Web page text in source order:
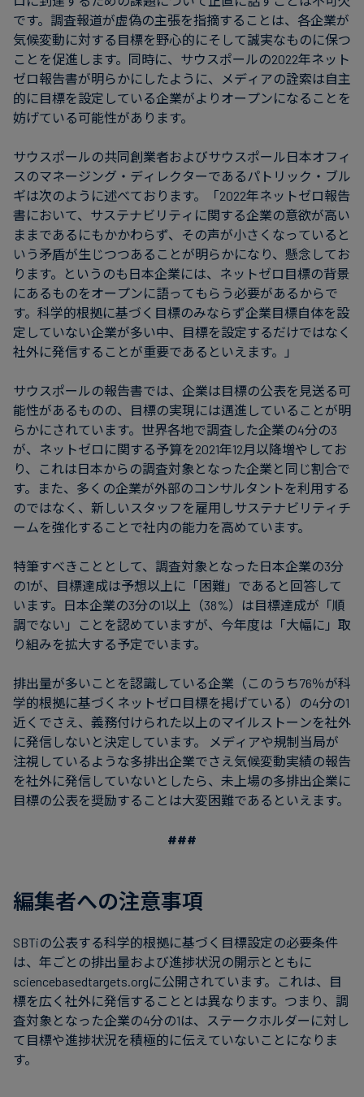
です。調査報道が虚偽の主張を指摘することは、各企業が
気候変動に対する目標を野心的にそして誠実なものに保つ
ことを促進します。同時に、サウスポールの2022年ネット
ゼロ報告書が明らかにしたように、メディアの詮索は自主
的に目標を設定している企業がよりオープンになることを
妨げている可能性があります。
サウスポールの共同創業者およびサウスポール日本オフィ
スのマネージング・ディレクターであるパトリック・ブル
ギは次のように述べております。「2022年ネットゼロ報告
書において、サステナビリティに関する企業の意欲が高い
ままであるにもかかわらず、その声が小さくなっていると
いう矛盾が生じつつあることが明らかになり、懸念してお
ります。というのも日本企業には、ネットゼロ目標の背景
にあるものをオープンに語ってもらう必要があるからで
す。科学的根拠に基づく目標のみならず企業目標自体を設
定していない企業が多い中、目標を設定するだけではなく
社外に発信することが重要であるといえます。」
サウスポールの報告書では、企業は目標の公表を見送る可
能性があるものの、目標の実現には邁進していることが明
らかにされています。世界各地で調査した企業の4分の3
が、ネットゼロに関する予算を2021年12月以降増やしてお
り、これは日本からの調査対象となった企業と同じ割合で
す。また、多くの企業が外部のコンサルタントを利用する
のではなく、新しいスタッフを雇用しサステナビリティチ
ームを強化することで社内の能力を高めています。
特筆すべきこととして、調査対象となった日本企業の3分
の1が、目標達成は予想以上に「困難」であると回答して
います。日本企業の3分の1以上（38%）は目標達成が「順
調でない」ことを認めていますが、今年度は「大幅に」取
り組みを拡大する予定でいます。
排出量が多いことを認識している企業（このうち76％が科
学的根拠に基づくネットゼロ目標を掲げている）の4分の1
近くでさえ、義務付けられた以上のマイルストーンを社外
に発信しないと決定しています。 メディアや規制当局が
注視しているような多排出企業でさえ気候変動実績の報告
を社外に発信していないとしたら、未上場の多排出企業に
目標の公表を奨励することは大変困難であるといえます。
###
編集者への注意事項
SBTiの公表する科学的根拠に基づく目標設定の必要条件
は、年ごとの排出量および進捗状況の開示とともに
sciencebasedtargets.orgに公開されています。これは、目
標を広く社外に発信することとは異なります。つまり、調
査対象となった企業の4分の1は、ステークホルダーに対し
て目標や進捗状況を積極的に伝えていないことになりま
す。